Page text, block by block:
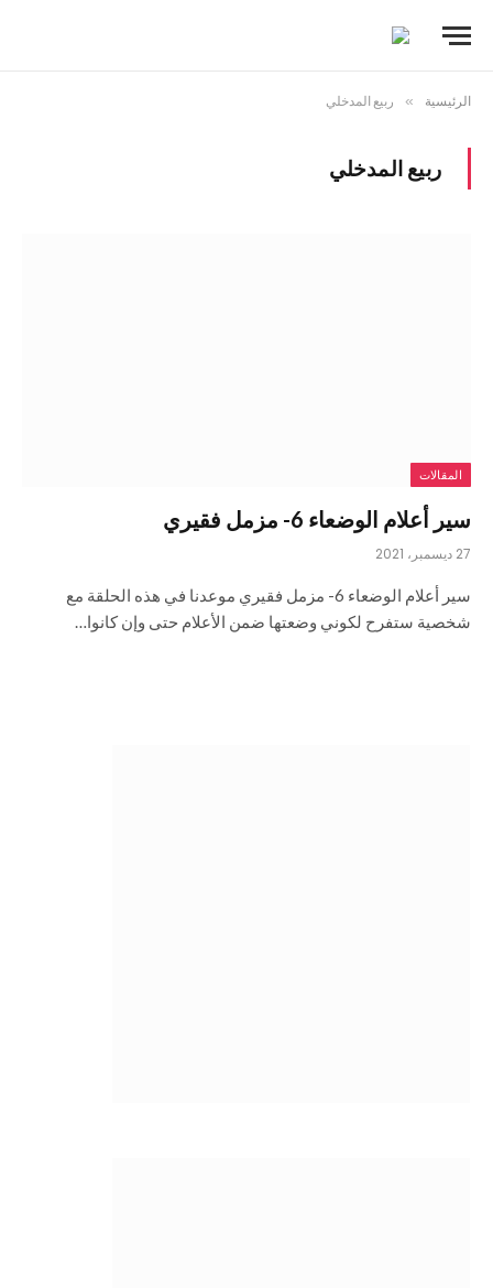
الرئيسية » ربيع المدخلي
ربيع المدخلي
المقالات
سير أعلام الوضعاء 6- مزمل فقيري
27 ديسمبر، 2021
سير أعلام الوضعاء 6- مزمل فقيري موعدنا في هذه الحلقة مع
شخصية ستفرح لكوني وضعتها ضمن الأعلام حتى وإن كانوا…